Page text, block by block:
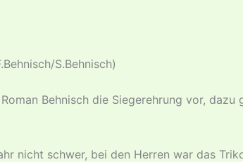
S.Behnisch)
Behnisch die Siegerehrung vor,
nicht schwer, bei den Herren war das